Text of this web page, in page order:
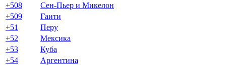
+508
Сен-Пьер и Микелон
+509
Гаити
+51
Перу
+52
Мексика
+53
Куба
+54
Аргентина